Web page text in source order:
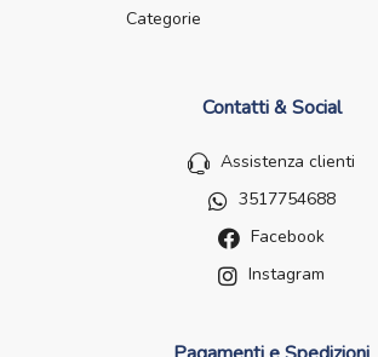
Categorie
Contatti & Social
Assistenza clienti
3517754688
Facebook
Instagram